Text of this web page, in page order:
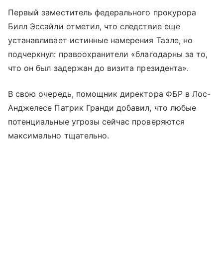
Первый заместитель федерального прокурора
Билл Эссайли отметил, что следствие еще
устанавливает истинные намерения Таэле, но
подчеркнул: правоохранители «благодарны за то,
что он был задержан до визита президента».
В свою очередь, помощник директора ФБР в Лос-
Анджелесе Патрик Гранди добавил, что любые
потенциальные угрозы сейчас проверяются
максимально тщательно.